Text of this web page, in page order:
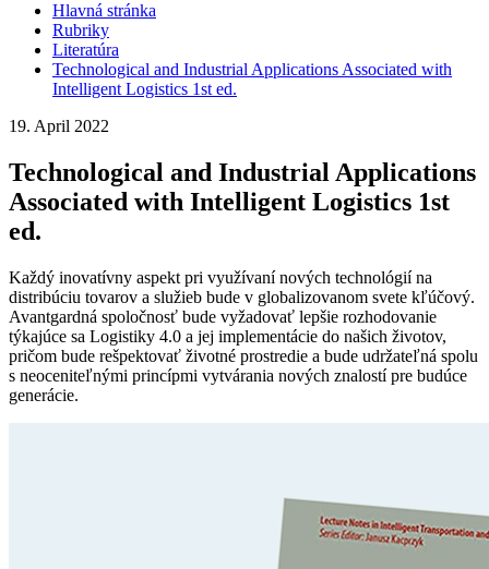
Hlavná stránka
Rubriky
Literatúra
Technological and Industrial Applications Associated with
Intelligent Logistics 1st ed.
19. April 2022
Technological and Industrial Applications
Associated with Intelligent Logistics 1st
ed.
Každý inovatívny aspekt pri využívaní nových technológií na
distribúciu tovarov a služieb bude v globalizovanom svete kľúčový.
Avantgardná spoločnosť bude vyžadovať lepšie rozhodovanie
týkajúce sa Logistiky 4.0 a jej implementácie do našich životov,
pričom bude rešpektovať životné prostredie a bude udržateľná spolu
s neoceniteľnými princípmi vytvárania nových znalostí pre budúce
generácie.